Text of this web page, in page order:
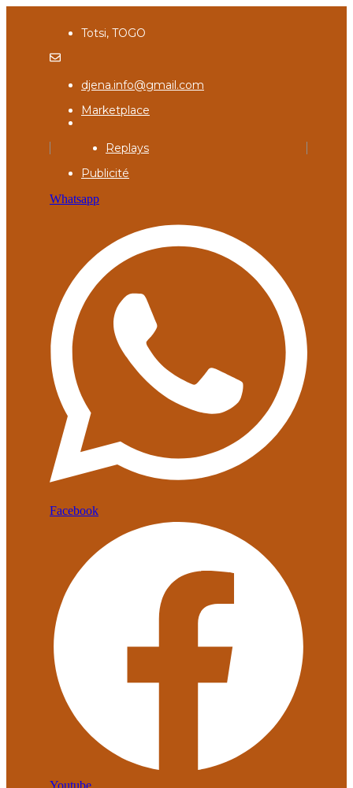
Totsi, TOGO
djena.info@gmail.com
Marketplace
Replays
Publicité
Whatsapp
Facebook
Youtube